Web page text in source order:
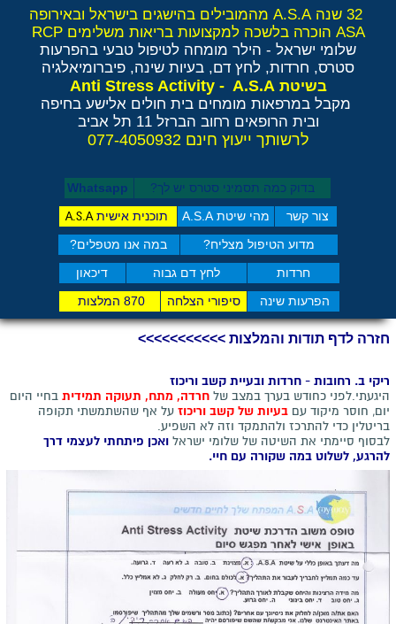
צור קשר מהי שיטת A.S.A תוכנית אישיתA.S.A
חרדות לחץ דם גבוה דיכאון
מדוע הטיפול מצליח? במה אנו מטפלים?
הפרעות שינה סיפורי הצלחה 870 המלצות
בדוק כמה תסמיני סט​רס יש לך? Whatsapp
32 שנה A.S.A מהמובילים בהישגים בישראל ובאירופה
ASA הוכרה בלשכה למקצועות בריאות משלימים RCP
שלומי ישראל - הילר מומחה לטיפול טבעי בהפרעות
סטרס, חרדות, לחץ דם, בעיות שינה, פיברומיאלגיה
בשיטת Anti Stress Activity - A.S.A
מקבל במרפאות מומחים בית חולים אלישע בחיפה
ובית הרופאים רחוב הברזל 11 תל אביב
לרשותך ייעוץ חינם 077-4050932
ריקי ב. רחובות - חרדות ובעיית קשב וריכוז
היגעתי.לפני כחודש בערך במצב של חרדה, מתח, תעוקה תמידית בחיי היום
יום, חוסר מיקוד עם בעיות של קשב וריכוזעל אף שהשתמשתי תקופה
בריטלין כדי להתרכז ולהתמקד וזה לא השפיע.
לבסוף סיימתי את השיטה של שלומי ישראל ואכן פיתחתי לעצמי דרך
להרגע, לשלוט במה שקורה עם חיי.
חזרה לדף תודות והמלצות >>>>>>>>>>>